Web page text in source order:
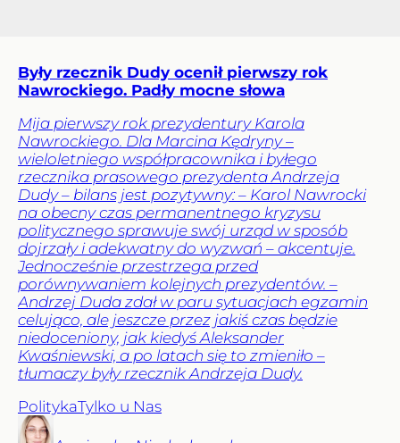
Były rzecznik Dudy ocenił pierwszy rok
Nawrockiego. Padły mocne słowa
Mija pierwszy rok prezydentury Karola
Nawrockiego. Dla Marcina Kędryny –
wieloletniego współpracownika i byłego
rzecznika prasowego prezydenta Andrzeja
Dudy – bilans jest pozytywny: – Karol Nawrocki
na obecny czas permanentnego kryzysu
politycznego sprawuje swój urząd w sposób
dojrzały i adekwatny do wyzwań – akcentuje.
Jednocześnie przestrzega przed
porównywaniem kolejnych prezydentów. –
Andrzej Duda zdał w paru sytuacjach egzamin
celująco, ale jeszcze przez jakiś czas będzie
niedoceniony, jak kiedyś Aleksander
Kwaśniewski, a po latach się to zmieniło –
tłumaczy były rzecznik Andrzeja Dudy.
PolitykaTylko u Nas